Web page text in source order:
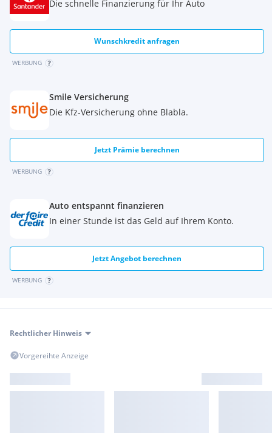
Die schnelle Finanzierung für Ihr Auto
Wunschkredit anfragen
WERBUNG
Smile Versicherung
Die Kfz-Versicherung ohne Blabla.
Jetzt Prämie berechnen
WERBUNG
Auto entspannt finanzieren
In einer Stunde ist das Geld auf Ihrem Konto.
Jetzt Angebot berechnen
WERBUNG
Rechtlicher Hinweis
Vorgereihte Anzeige